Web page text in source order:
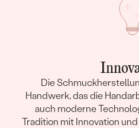
Die
Handwerk, das die
auch moderne
Tradition mit Innovation